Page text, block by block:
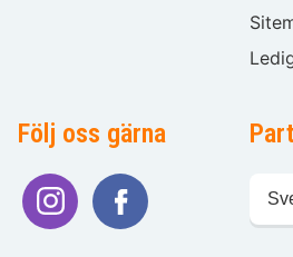
Följ oss gärna